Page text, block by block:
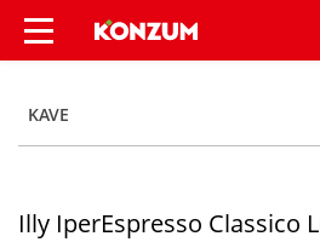
Illy IperEspresso
KAVE
Illy IperEspresso Classico